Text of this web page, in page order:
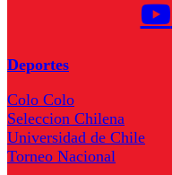
Deportes
Colo Colo
Seleccion Chilena
Universidad de Chile
Torneo Nacional